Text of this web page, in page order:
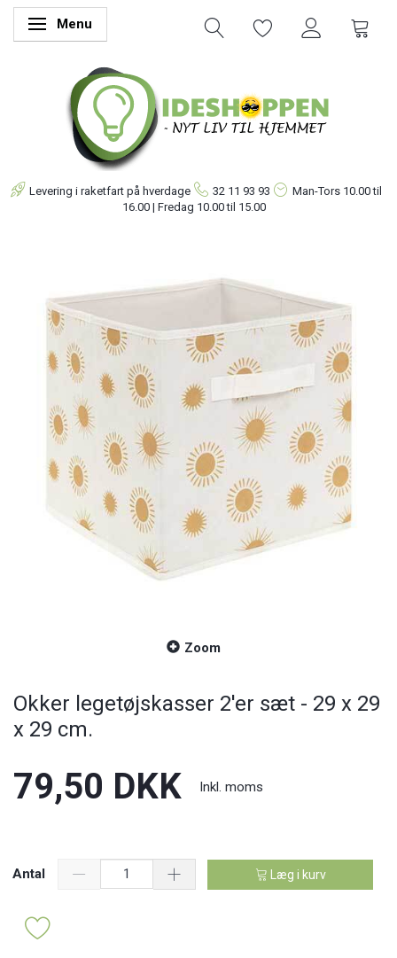
Skifte navigation
Menu
Levering i raketfart på hverdage 32 11 93 93 Man-Tors 10.00 til
16.00 | Fredag 10.00 til 15.00
Zoom
Okker legetøjskasser 2'er sæt - 29 x 29
x 29 cm.
79,50 DKK Inkl. moms
Antal Læg i kurv